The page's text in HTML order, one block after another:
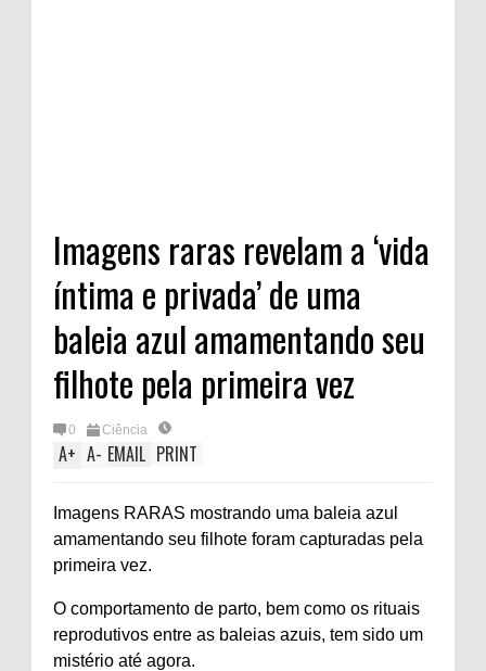
Imagens raras revelam a ‘vida
íntima e privada’ de uma
baleia azul amamentando seu
filhote pela primeira vez
0 Ciência
A+ A- EMAIL PRINT
Imagens RARAS mostrando uma baleia azul
amamentando seu filhote foram capturadas pela
primeira vez.
O comportamento de parto, bem como os rituais
reprodutivos entre as baleias azuis, tem sido um
mistério até agora.